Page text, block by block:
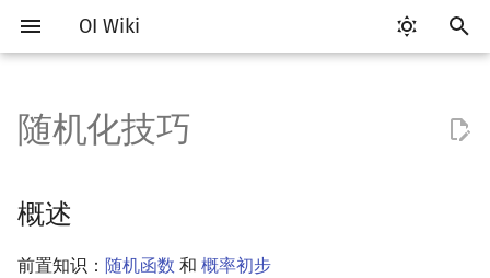
OI Wiki
入
以
始
搜
Getting Started
关于本项目
如何参与
比赛相关简介
赛事
题型
工具软件简介
代码编辑工具
评测工具
语言基础简介
C++ 基础
C++ 标准库
算法基础简介
复杂度
枚举
搜索部分简介
DFS（搜索）
BFS（搜索）
动态规划部分简介
动态规划基础
记忆化搜索
字符串部分简介
字符串基础
标准库
数学部分简介
布尔代数
数字系统
数据结构部分简介
栈
队列
图论部分简介
图论相关概念
图的存储
计算几何部分简介
二维计算几何基础
三维计算几何基础
离线算法简介
CDQ 分治
整体二分
概述
用随机集合覆盖目标元素
例：三部图的判定
RMQ
并查集应用
括号序列
随机化技巧
概述
前置知识： 随机函数 和 概率初步